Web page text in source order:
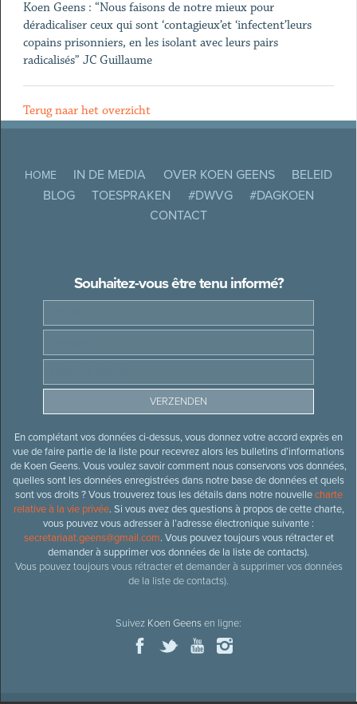
Koen Geens : “Nous faisons de notre mieux pour
déradicaliser ceux qui sont ‘contagieux’et ‘infectent’leurs
copains prisonniers, en les isolant avec leurs pairs
radicalisés” JC Guillaume
Terug naar het overzicht
HOME IN DE MEDIA OVER KOEN GEENS
BELEID
BLOG
TOESPRAKEN #DWVG
#DAGKOEN
CONTACT
Souhaitez-vous être tenu informé?
En complétant vos données ci-dessus, vous donnez votre accord exprès en
vue de faire partie de la liste pour recevrez alors les bulletins d’informations
de Koen Geens. Vous voulez savoir comment nous conservons vos données,
quelles sont les données enregistrées dans notre base de données et quels
sont vos droits ? Vous trouverez tous les détails dans notre nouvellecharte
relative à la vie privée. Si vous avez des questions à propos de cette charte,
vous pouvez vous adresser à l’adresse électronique suivante :
secretariaat.geens@gmail.com. Vous pouvez toujours vous rétracter et
demander à supprimer vos données de la liste de contacts).
Vous pouvez toujours vous rétracter et demander à supprimer vos données
de la liste de contacts).
Suivez Koen Geensen ligne: